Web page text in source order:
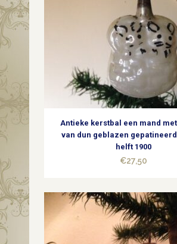
Antieke kerstbal een mand
van dun geblazen
helft 1900
€27,50